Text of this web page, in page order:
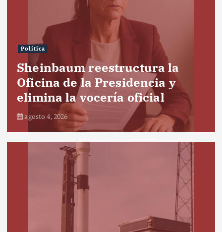
Política
Sheinbaum reestructura la
Oficina de la Presidencia y
elimina la vocería oficial
agosto 4, 2026